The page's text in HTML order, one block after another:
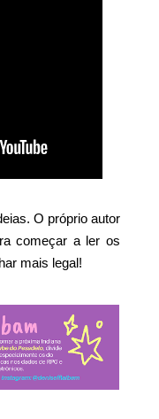
O próprio autor
começar a ler os
mais legal!